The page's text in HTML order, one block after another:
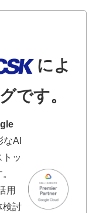
によ
です。
AI
トッ
用
検討